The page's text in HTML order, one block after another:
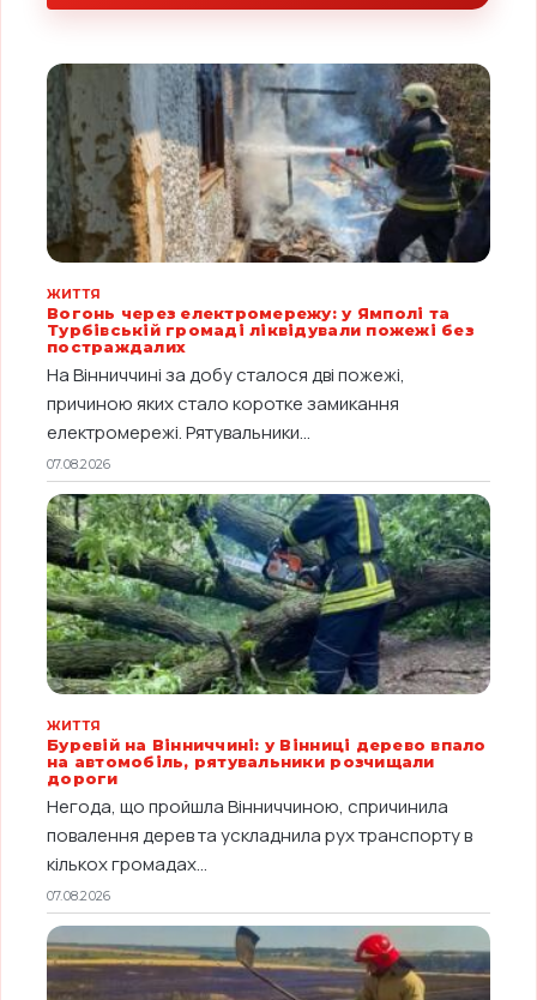
ЖИТТЯ
Вогонь через електромережу: у Ямполі та
Турбівській громаді ліквідували пожежі без
постраждалих
На Вінниччині за добу сталося дві пожежі,
причиною яких стало коротке замикання
електромережі. Рятувальники...
07.08.2026
ЖИТТЯ
Буревій на Вінниччині: у Вінниці дерево впало
на автомобіль, рятувальники розчищали
дороги
Негода, що пройшла Вінниччиною, спричинила
повалення дерев та ускладнила рух транспорту в
кількох громадах...
07.08.2026